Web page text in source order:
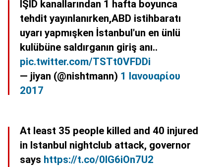
IŞİD kanallarından 1 hafta boyunca
tehdit yayınlanırken,ABD istihbaratı
uyarı yapmışken İstanbul'un en ünlü
kulübüne saldırganın giriş anı..
pic.twitter.com/TSTt0VFDDi
— jiyan (@nishtmann) 1 Ιανουαρίου
2017
At least 35 people killed and 40 injured
in Istanbul nightclub attack, governor
says https://t.co/0IG6iOn7U2